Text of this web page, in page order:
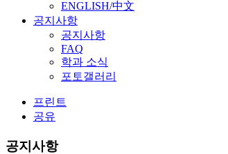
ENGLISH/中文
공지사항
공지사항
FAQ
학과 소식
포토갤러리
프린트
공유
공지사항